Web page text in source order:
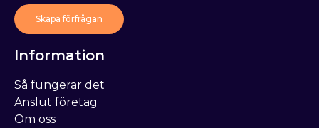
Information
Så fungerar det
Anslut företag
Om oss
Skapa förfrågan